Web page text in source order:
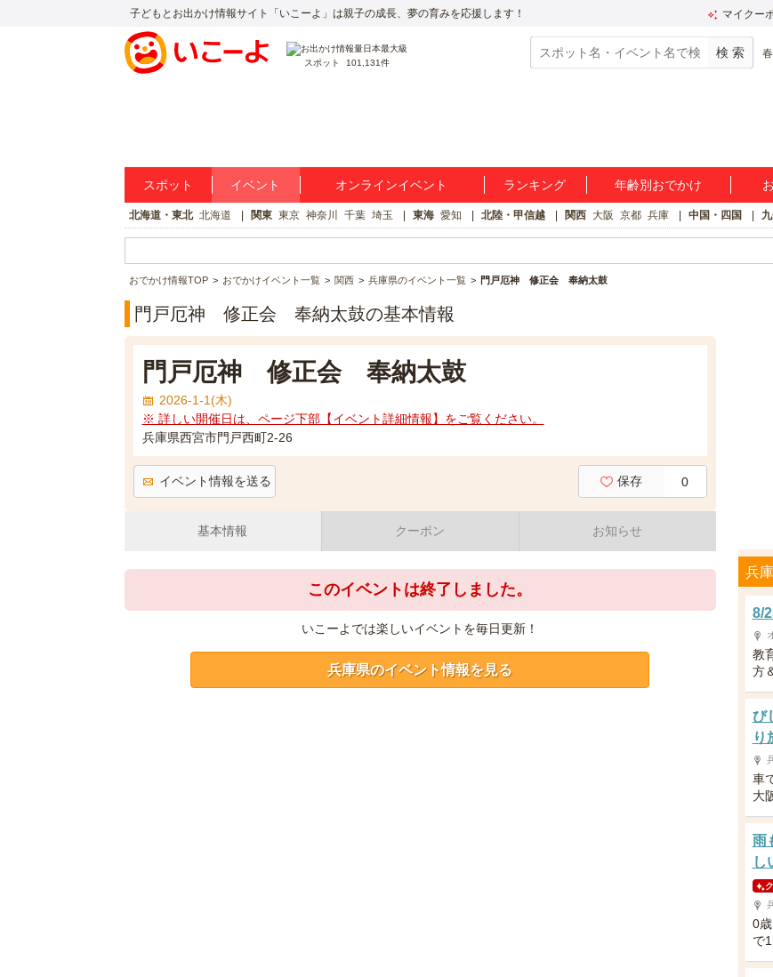
子どもとお出かけ情報サイト「いこーよ」は親子の成長、夢の育みを応援します！ マイクー
スポット 101,131件
スポット イベント オンラインイベント ランキング 年齢別おでかけ
北海道・東北 北海道 関東 東京 神奈川 千葉 埼玉 東海 愛知 北陸・甲信越 関西 大阪 京都 兵庫 中国・四国
おでかけ情報TOP おでかけイベント一覧 関西 兵庫県のイベント一覧 門戸厄神 修正会 奉納太鼓
門戸厄神 修正会 奉納太鼓の基本情報
門戸厄神 修正会 奉納太鼓
2026-1-1(木)
※ 詳しい開催日は、ページ下部【イベント詳細情報】をご覧ください。
兵庫県西宮市門戸西町2-26
イベント情報を送る 保存 0
基本情報 クーポン お知らせ
このイベントは終了しました。
いこーよでは楽しいイベントを毎日更新！
兵庫県のイベント情報を見る
兵
8/
教
方
び
り
車
大
雨
し
0
で